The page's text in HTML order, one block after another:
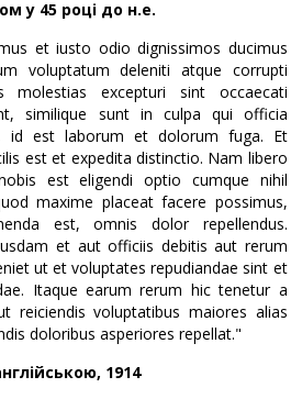
у 45 році до н.е.
et iusto odio dignissimos ducimus
voluptatum deleniti atque corrupti
excepturi sint occaecati
similique sunt in culpa qui officia
id est laborum et dolorum fuga. Et
est et expedita distinctio. Nam libero
est eligendi optio cumque nihil
maxime placeat facere possimus,
est, omnis dolor repellendus.
et aut officiis debitis aut rerum
ut et voluptates repudiandae sint et
Itaque earum rerum hic tenetur a
reiciendis voluptatibus maiores alias
doloribus asperiores repellat."
1914